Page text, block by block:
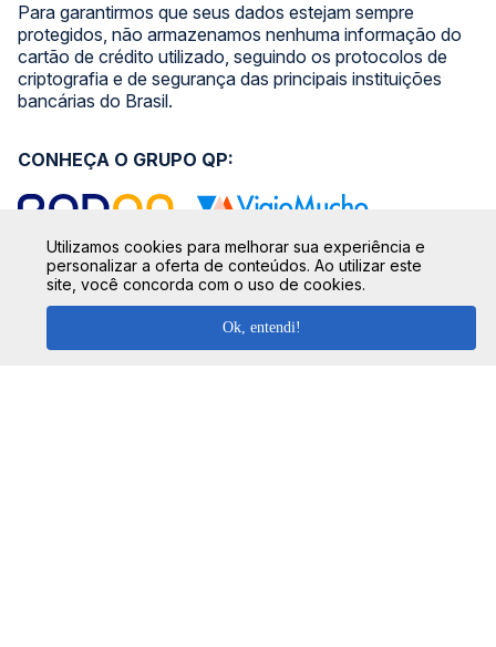
Para garantirmos que seus dados estejam sempre
protegidos, não armazenamos nenhuma informação do
cartão de crédito utilizado, seguindo os protocolos de
criptografia e de segurança das principais instituições
bancárias do Brasil.
SIGA NOSSAS REDES SOCIAIS:
CONHEÇA O GRUPO QP:
Utilizamos cookies para melhorar sua experiência e
personalizar a oferta de conteúdos. Ao utilizar este
site, você concorda com o uso de cookies.
Ok, entendi!